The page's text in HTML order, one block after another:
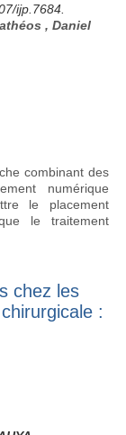
ijp.7684.
, Daniel
combinant des
numérique
le placement
le traitement
chez les
: